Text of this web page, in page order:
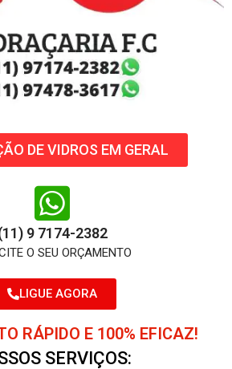
DE VIDROS EM GERAL
9 7174-2382
O SEU ORÇAMENTO
LIGUE AGORA
RÁPIDO E 100% EFICAZ!
SERVIÇOS: